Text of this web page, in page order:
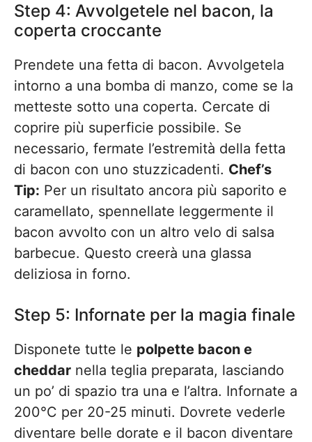
Step 4: Avvolgetele nel bacon, la
coperta croccante
Prendete una fetta di bacon. Avvolgetela
intorno a una bomba di manzo, come se la
metteste sotto una coperta. Cercate di
coprire più superficie possibile. Se
necessario, fermate l’estremità della fetta
di bacon con uno stuzzicadenti. Chef’s
Tip: Per un risultato ancora più saporito e
caramellato, spennellate leggermente il
bacon avvolto con un altro velo di salsa
barbecue. Questo creerà una glassa
deliziosa in forno.
Step 5: Infornate per la magia finale
Disponete tutte le polpette bacon e
cheddar nella teglia preparata, lasciando
un po’ di spazio tra una e l’altra. Infornate a
200°C per 20-25 minuti. Dovrete vederle
diventare belle dorate e il bacon diventare